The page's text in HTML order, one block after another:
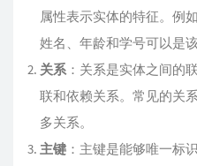
属性表示实体的特征。例
姓名、年龄和学号可以是
关系：关系是实体之间的
联和依赖关系。常见的关
多关系。
主键 ：主键是能够唯一标